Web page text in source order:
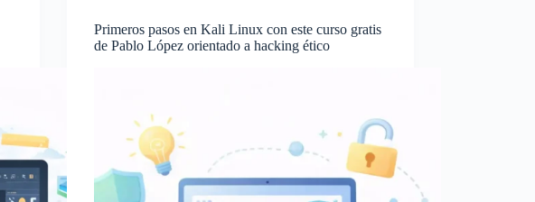
Primeros pasos en Kali Linux con este curso gratis
de Pablo López orientado a hacking ético